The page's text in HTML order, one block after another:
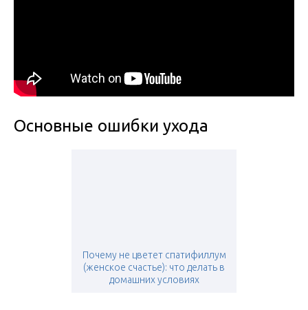
Основные ошибки ухода
Почему не цветет спатифиллум
(женское счастье): что делать в
домашних условиях